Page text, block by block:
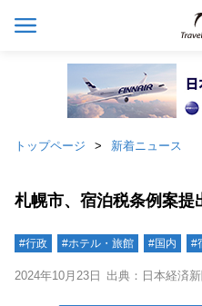
トップページ 新着ニュース
札幌市、宿泊税条例案
#行政 #ホテル・旅館 #国内 #
2024年10月23日 出典：日本経済